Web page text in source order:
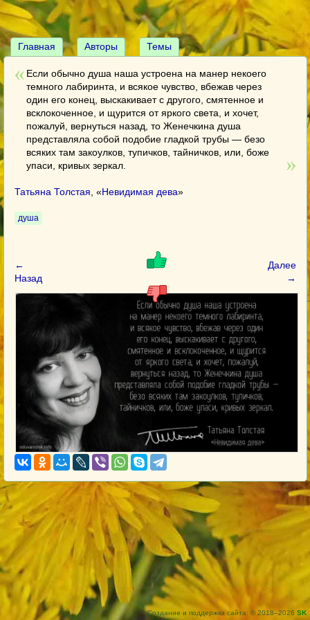
Главная Авторы Темы
Если обычно душа наша устроена на манер некоего
темного лабиринта, и всякое чувство, вбежав через
один его конец, выскакивает с другого, смятенное и
всклокоченное, и щурится от яркого света, и хочет,
пожалуй, вернуться назад, то Женечкина душа
представляла собой подобие гладкой трубы — безо
всяких там закоулков, тупичков, тайничков, или, боже
упаси, кривых зеркал.
Татьяна Толстая , «Невидимая дева»
душа
←
Назад
Далее
→
Создание и поддержка сайта: © 2018–2026 SK